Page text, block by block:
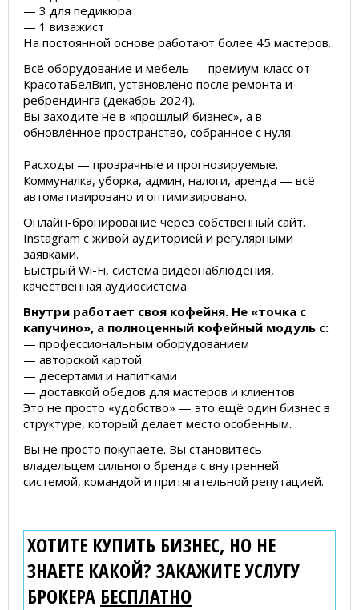
— 3 для педикюра
— 1 визажист
На постоянной основе работают более 45 мастеров.
Всё оборудование и мебель — премиум-класс от
КрасотаБелВип, установлено после ремонта и
ребрендинга (декабрь 2024).
Вы заходите не в «прошлый бизнес», а в
обновлённое пространство, собранное с нуля.
Расходы — прозрачные и прогнозируемые.
Коммуналка, уборка, админ, налоги, аренда — всё
автоматизировано и оптимизировано.
Онлайн-бронирование через собственный сайт.
Instagram с живой аудиторией и регулярными
заявками.
Быстрый Wi-Fi, система видеонаблюдения,
качественная аудиосистема.
Внутри работает своя кофейня. Не «точка с
капучино», а полноценный кофейный модуль с:
— профессиональным оборудованием
— авторской картой
— десертами и напитками
— доставкой обедов для мастеров и клиентов
Это не просто «удобство» — это ещё один бизнес в
структуре, который делает место особенным.
Вы не просто покупаете. Вы становитесь
владельцем сильного бренда с внутренней
системой, командой и притягательной репутацией.
ХОТИТЕ КУПИТЬ БИЗНЕС, НО НЕ
ЗНАЕТЕ КАКОЙ? ЗАКАЖИТЕ УСЛУГУ
БРОКЕРА БЕСПЛАТНО